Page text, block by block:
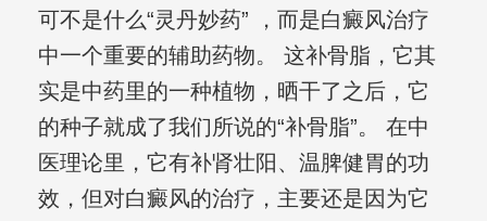
可不是什么“灵丹妙药” ，而是白癜风治疗
中一个重要的辅助药物。 这补骨脂，它其
实是中药里的一种植物，晒干了之后，它
的种子就成了我们所说的“补骨脂”。 在中
医理论里，它有补肾壮阳、温脾健胃的功
效，但对白癜风的治疗，主要还是因为它